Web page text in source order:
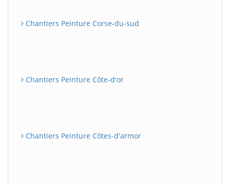
Chantiers Peinture Corse-du-sud
Chantiers Peinture Côte-d'or
Chantiers Peinture Côtes-d'armor